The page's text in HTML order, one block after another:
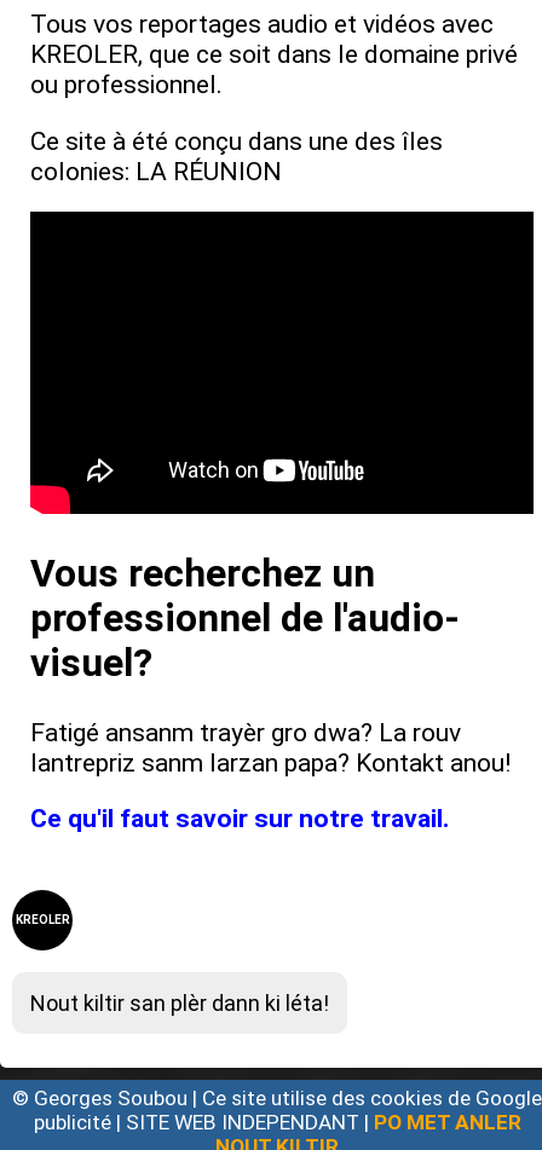
Tous vos reportages audio et vidéos avec
KREOLER, que ce soit dans le domaine privé
ou professionnel.
Ce site à été conçu dans une des îles
colonies: LA RÉUNION
Vous recherchez un
professionnel de l'audio-
visuel?
Fatigé ansanm trayèr gro dwa? La rouv
lantrepriz sanm larzan papa? Kontakt anou!
Ce qu'il faut savoir sur notre travail.
KREOLER
Nout kiltir san plèr dann ki léta!
© Georges Soubou | Ce site utilise des cookies de Google
publicité | SITE WEB INDEPENDANT | PO MET ANLER